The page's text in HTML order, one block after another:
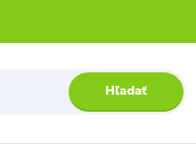
Hľadať